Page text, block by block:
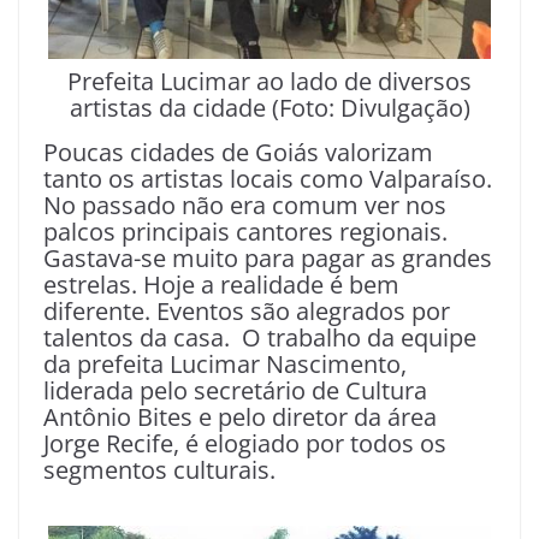
Prefeita Lucimar ao lado de diversos
artistas da cidade (Foto: Divulgação)
Poucas cidades de Goiás valorizam
tanto os artistas locais como Valparaíso.
No passado não era comum ver nos
palcos principais cantores regionais.
Gastava-se muito para pagar as grandes
estrelas. Hoje a realidade é bem
diferente. Eventos são alegrados por
talentos da casa. O trabalho da equipe
da prefeita Lucimar Nascimento,
liderada pelo secretário de Cultura
Antônio Bites e pelo diretor da área
Jorge Recife, é elogiado por todos os
segmentos culturais.